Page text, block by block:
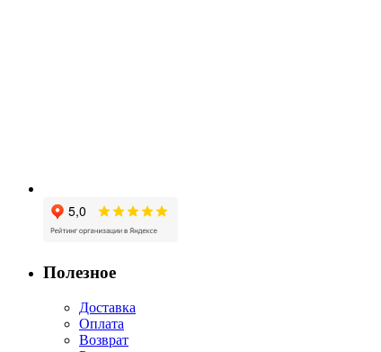
Полезное
Доставка
Оплата
Возврат